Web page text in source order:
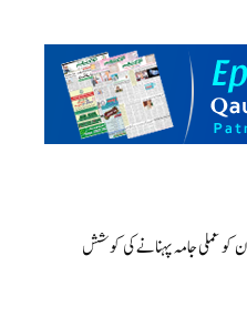
کو عملی جامہ پہنانے کی کوشش